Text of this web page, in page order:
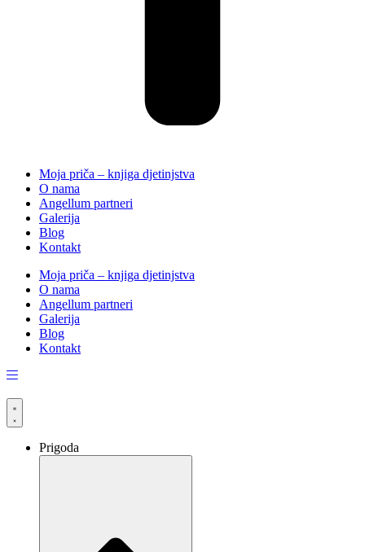
Moja priča – knjiga djetinjstva
O nama
Angellum partneri
Galerija
Blog
Kontakt
Moja priča – knjiga djetinjstva
O nama
Angellum partneri
Galerija
Blog
Kontakt
Prigoda